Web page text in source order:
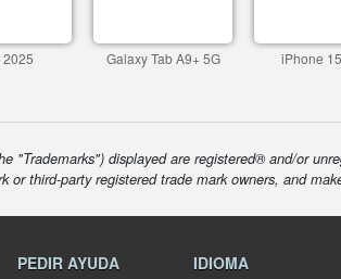
2025 Galaxy Tab A9+ 5G iPhone
"Trademarks") displayed are registered® and/or
third-party registered trade mark owners, and
PEDIR AYUDA IDIOMA